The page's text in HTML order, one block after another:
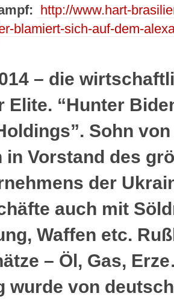
http://www.hart-
blamiert-sich-auf-dem-
– die
Elite. “Hunter
Sohn
in Vorstand des
der
auch mit
Waffen etc.
– Öl, Gas,
wurde von